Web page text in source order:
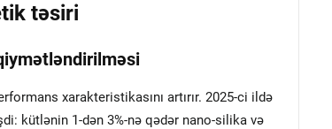
təsiri
xarakteristikasını artırır. 2025-ci ildə
kütlənin 1-dən 3%-nə qədər nano-silika və